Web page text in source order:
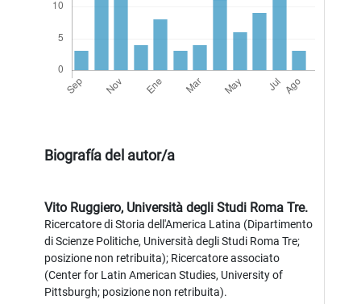
Biografía del autor/a
Vito Ruggiero, Università degli Studi Roma Tre.
Ricercatore di Storia dell'America Latina (Dipartimento
di Scienze Politiche, Università degli Studi Roma Tre;
posizione non retribuita); Ricercatore associato
(Center for Latin American Studies, University of
Pittsburgh; posizione non retribuita).